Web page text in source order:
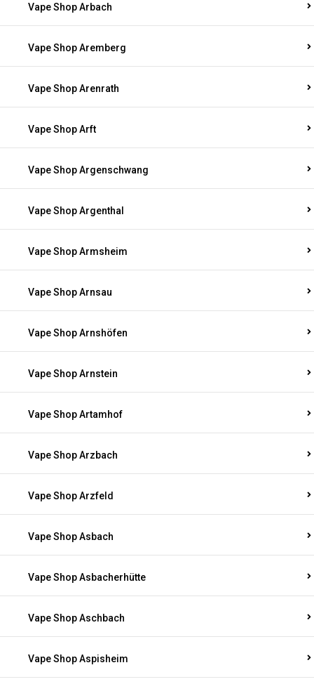
Vape Shop Arbach
Vape Shop Aremberg
Vape Shop Arenrath
Vape Shop Arft
Vape Shop Argenschwang
Vape Shop Argenthal
Vape Shop Armsheim
Vape Shop Arnsau
Vape Shop Arnshöfen
Vape Shop Arnstein
Vape Shop Artamhof
Vape Shop Arzbach
Vape Shop Arzfeld
Vape Shop Asbach
Vape Shop Asbacherhütte
Vape Shop Aschbach
Vape Shop Aspisheim